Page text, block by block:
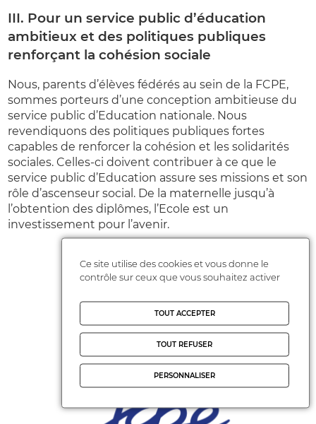
III. Pour un service public d’éducation
ambitieux et des politiques publiques
renforçant la cohésion sociale
Nous, parents d’élèves fédérés au sein de la FCPE,
sommes porteurs d’une conception ambitieuse du
service public d’Education nationale. Nous
revendiquons des politiques publiques fortes
capables de renforcer la cohésion et les solidarités
sociales. Celles-ci doivent contribuer à ce que le
service public d’Education assure ses missions et son
rôle d’ascenseur social. De la maternelle jusqu’à
l’obtention des diplômes, l’Ecole est un
investissement pour l’avenir.
Actualités FCPE
Ce site utilise des cookies et vous donne le
contrôle sur ceux que vous souhaitez activer
TOUT ACCEPTER
TOUT REFUSER
PERSONNALISER